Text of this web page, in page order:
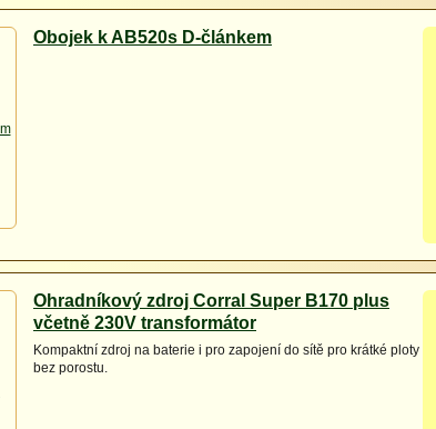
Obojek k AB520s D-článkem
Ohradníkový zdroj Corral Super B170 plus
včetně 230V transformátor
Kompaktní zdroj na baterie i pro zapojení do sítě pro krátké ploty
bez porostu.